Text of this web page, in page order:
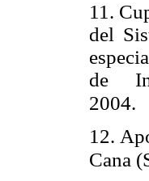
11.
del
de
2004.
12.
Cana